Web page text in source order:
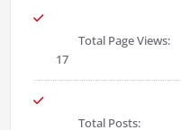
Total Page Views:
17
Total Posts: